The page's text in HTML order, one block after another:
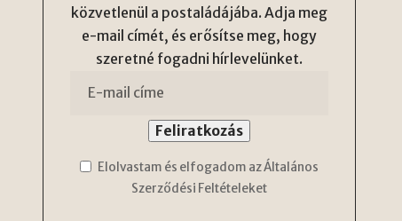
közvetlenül a postaládájába. Adja meg
e-mail címét, és erősítse meg, hogy
szeretné fogadni hírlevelünket.
Elolvastam és elfogadom az Általános
Szerződési Feltételeket